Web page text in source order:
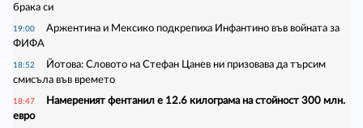
брака си
19:00
Аржентина и Мексико подкрепиха Инфантино във войната за
ФИФА
18:52
Йотова: Словото на Стефан Цанев ни призовава да търсим
смисъла във времето
18:47
Намереният фентанил е 12.6 килограма на стойност 300 млн.
евро